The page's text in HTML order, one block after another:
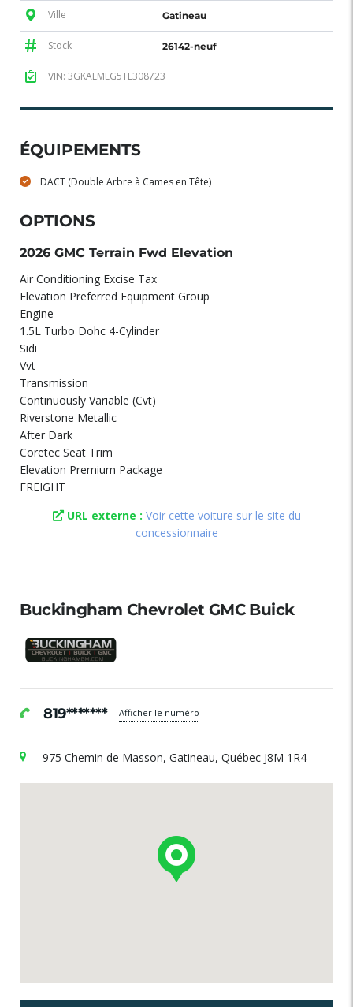
Ville Gatineau
Stock 26142-neuf
VIN: 3GKALMEG5TL308723
ÉQUIPEMENTS
DACT (Double Arbre à Cames en Tête)
OPTIONS
2026 GMC Terrain Fwd Elevation
Air Conditioning Excise Tax
Elevation Preferred Equipment Group
Engine
1.5L Turbo Dohc 4-Cylinder
Sidi
Vvt
Transmission
Continuously Variable (Cvt)
Riverstone Metallic
After Dark
Coretec Seat Trim
Elevation Premium Package
FREIGHT
URL externe : Voir cette voiture sur le site du
concessionnaire
Buckingham Chevrolet GMC Buick
819******* Afficher le numéro
975 Chemin de Masson, Gatineau, Québec J8M 1R4